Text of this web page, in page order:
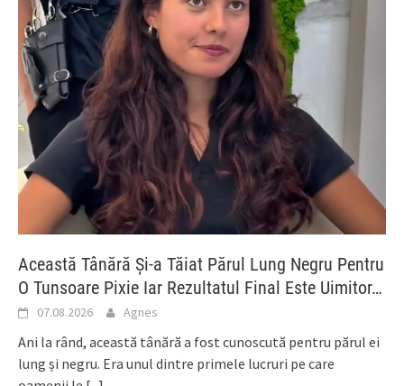
Această Tânără Și-a Tăiat Părul Lung Negru Pentru
O Tunsoare Pixie Iar Rezultatul Final Este Uimitor…
07.08.2026 Agnes
Ani la rând, această tânără a fost cunoscută pentru părul ei
lung și negru. Era unul dintre primele lucruri pe care